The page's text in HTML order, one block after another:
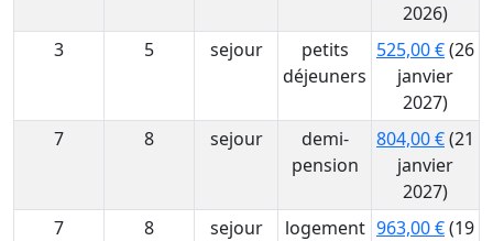
2026)
3
5 sejour
petits
déjeuners
525,00 €(26
janvier
2027)
7
8 sejour
demi-
pension
804,00 €(21
janvier
2027)
7
8 sejour
logement 963,00 €(19